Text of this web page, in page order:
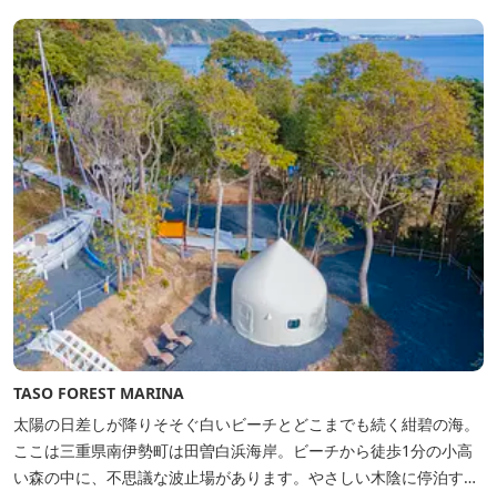
間。夏場でもエアコン完備で快適にお過ごしいただけます。甲板の
上に寝転んで夜空を見上げれば...
TASO FOREST MARINA
太陽の日差しが降りそそぐ白いビーチとどこまでも続く紺碧の海。
ここは三重県南伊勢町は田曽白浜海岸。ビーチから徒歩1分の小高
い森の中に、不思議な波止場があります。やさしい木陰に停泊する